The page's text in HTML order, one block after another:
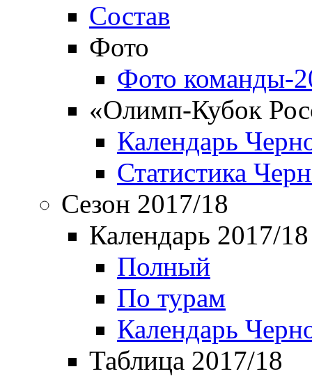
Состав
Фото
Фото команды-
«Олимп-Кубок
Календарь
Статистика
Сезон 2017/18
Календарь 2017/18
Полный
По турам
Календарь
Таблица 2017/18